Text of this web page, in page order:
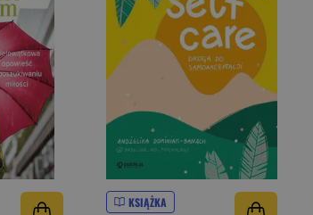
KSIĄŻKA